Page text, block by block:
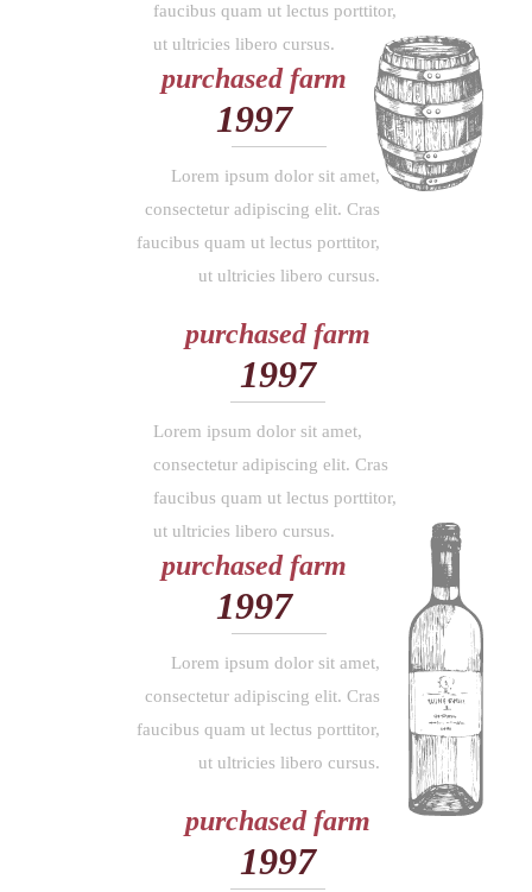
faucibus quam ut lectus porttitor,
ut ultricies libero cursus.
purchased farm
1997
Lorem ipsum dolor sit amet,
consectetur adipiscing elit. Cras
faucibus quam ut lectus porttitor,
ut ultricies libero cursus.
purchased farm
1997
Lorem ipsum dolor sit amet,
consectetur adipiscing elit. Cras
faucibus quam ut lectus porttitor,
ut ultricies libero cursus.
purchased farm
1997
Lorem ipsum dolor sit amet,
consectetur adipiscing elit. Cras
faucibus quam ut lectus porttitor,
ut ultricies libero cursus.
purchased farm
1997